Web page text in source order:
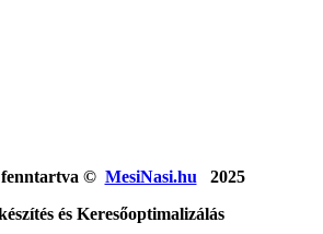
© MesiNasi.hu 2025
és Keresőoptimalizálás